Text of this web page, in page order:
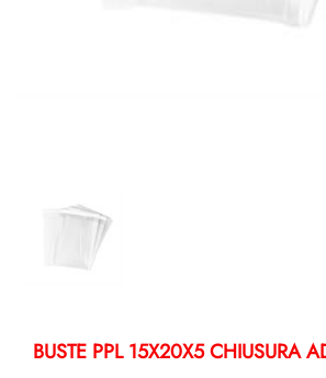
BUSTE PPL 15X20X5 CHIUSURA